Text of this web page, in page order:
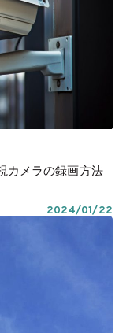
カメラの録画方法
2024/01/22